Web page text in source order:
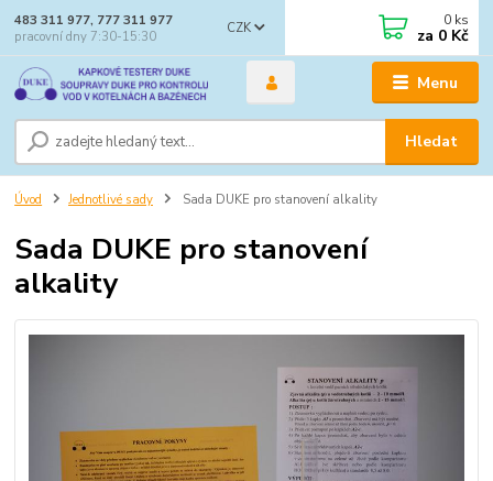
Menu
CZK
Hledat
483 311 977, 777 311 977
pracovní dny 7:30-15:30
0 ks
za 0 Kč
Úvod Jednotlivé sady Sada DUKE pro stanovení alkality
Sada DUKE pro stanovení
alkality